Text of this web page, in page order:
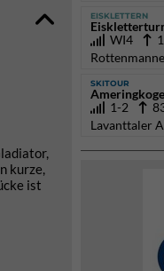
kurze,
ist
EISKLETTERN
WI4
SKITOUR
1-2
Lavanttaler